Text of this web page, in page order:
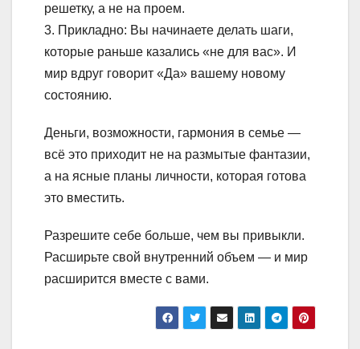
решетку, а не на проем.
3. Прикладно: Вы начинаете делать шаги,
которые раньше казались «не для вас». И
мир вдруг говорит «Да» вашему новому
состоянию.
Деньги, возможности, гармония в семье —
всё это приходит не на размытые фантазии,
а на ясные планы личности, которая готова
это вместить.
Разрешите себе больше, чем вы привыкли.
Расширьте свой внутренний объем — и мир
расширится вместе с вами.